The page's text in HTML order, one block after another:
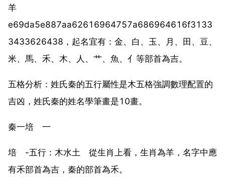
羊
e69da5e887aa62616964757a686964616f3133
3433626438，起名宜有：金、白、玉、月、田、豆、
米、馬、禾、木、人、艹、魚、亻等部首為吉。
五格分析：姓氏秦的五行屬性是木五格強調數理配置的
吉凶，姓氏秦的姓名學筆畫是10畫。
秦一培 一
培 -五行：木水土 從生肖上看，生肖為羊，名字中應
有禾部首為吉，秦的部首為禾。